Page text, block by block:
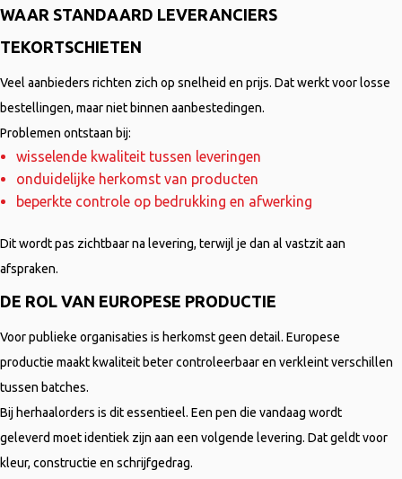
WAAR STANDAARD LEVERANCIERS
TEKORTSCHIETEN
Veel aanbieders richten zich op snelheid en prijs. Dat werkt voor losse
bestellingen, maar niet binnen aanbestedingen.
Problemen ontstaan bij:
wisselende kwaliteit tussen leveringen
onduidelijke herkomst van producten
beperkte controle op bedrukking en afwerking
Dit wordt pas zichtbaar na levering, terwijl je dan al vastzit aan
afspraken.
DE ROL VAN EUROPESE PRODUCTIE
Voor publieke organisaties is herkomst geen detail. Europese
productie maakt kwaliteit beter controleerbaar en verkleint verschillen
tussen batches.
Bij herhaalorders is dit essentieel. Een pen die vandaag wordt
geleverd moet identiek zijn aan een volgende levering. Dat geldt voor
kleur, constructie en schrijfgedrag.